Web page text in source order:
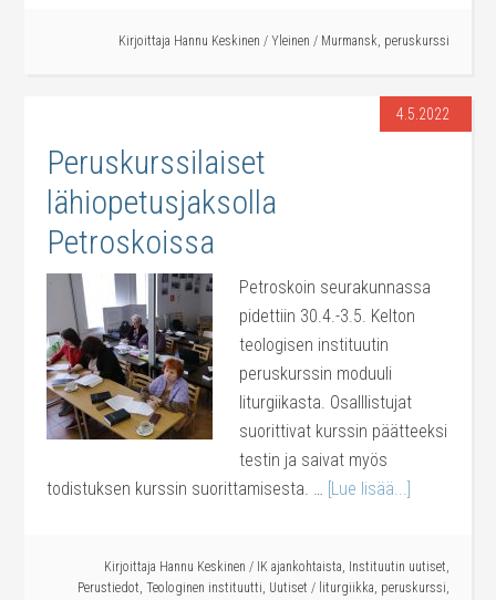
Kirjoittaja Hannu Keskinen / Yleinen / Murmansk, peruskurssi
4.5.2022
Peruskurssilaiset
lähiopetusjaksolla
Petroskoissa
Petroskoin seurakunnassa
pidettiin 30.4.-3.5. Kelton
teologisen instituutin
peruskurssin moduuli
liturgiikasta. Osalllistujat
suorittivat kurssin päätteeksi
testin ja saivat myös
todistuksen kurssin suorittamisesta. … [Lue lisää...]
Kirjoittaja Hannu Keskinen / IK ajankohtaista, Instituutin uutiset,
Perustiedot, Teologinen instituutti, Uutiset / liturgiikka, peruskurssi,